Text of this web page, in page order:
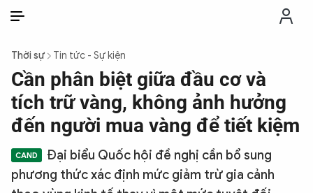
THỜI SỰ
CHỐNG DIỄN BIẾN HÒA BÌNH
CÔNG AN TRONG LÒNG DÂN
Thời sự Tin tức - Sự kiện
Cần phân biệt giữa đầu cơ và
tích trữ vàng, không ảnh hưởng
đến người mua vàng để tiết kiệm
Đại biểu Quốc hội đề nghị cần bổ sung
phương thức xác định mức giảm trừ gia cảnh